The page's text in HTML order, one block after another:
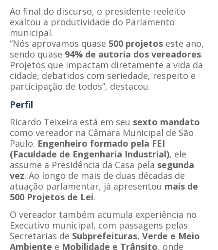
Ao final do discurso, o presidente reeleito
exaltou a produtividade do Parlamento
municipal.
“Nós aprovamos quase 500 projetos este ano,
sendo quase 94% de autoria dos vereadores.
Projetos que impactam diretamente a vida da
cidade, debatidos com seriedade, respeito e
participação de todos”, destacou.
Perfil
Ricardo Teixeira está em seu sexto mandato
como vereador na Câmara Municipal de São
Paulo. Engenheiro formado pela FEI
(Faculdade de Engenharia Industrial), ele
assume a Presidência da Casa pela segunda
vez. Ao longo de mais de duas décadas de
atuação parlamentar, já apresentou mais de
500 Projetos de Lei.
O vereador também acumula experiência no
Executivo municipal, com passagens pelas
Secretarias de Subprefeituras, Verde e Meio
Ambiente e Mobilidade e Trânsito, onde